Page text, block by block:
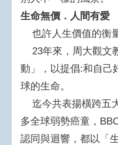
生命無價．人間有愛
也許人生價值的衡
23年來，周大觀文
動」，以提倡:和自
球的生命。
迄今共表揚橫跨五
多全球弱勢癌童，
認同與迴響，都以「